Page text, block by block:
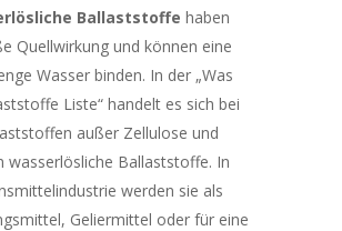
Ballaststoffe haben
Quellwirkung und können eine
Wasser binden. In der „Was
Liste“ handelt es sich bei
außer Zellulose und
wasserlösliche Ballaststoffe. In
werden sie als
Geliermittel oder für eine